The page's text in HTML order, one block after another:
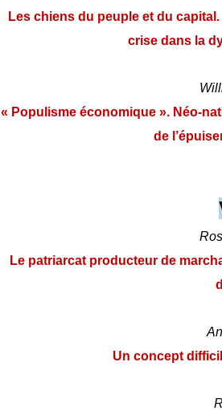
Les chiens du peuple et du
crise dans la
« Populisme économique ». Néo-
de
Le patriarcat producteur de
Un concept